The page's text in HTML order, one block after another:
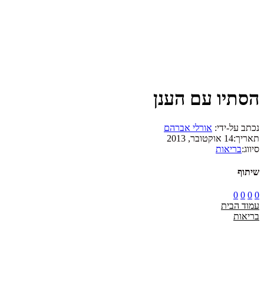
הסתיו עם הענן
נכתב על-ידי: אורלי אברהם
תאריך:14 אוקטובר, 2013
סיווג:בריאות
שיתוף
0
0
0
0
עמוד הבית
בריאות